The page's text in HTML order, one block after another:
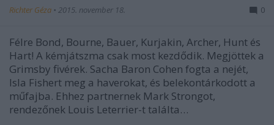
Richter Géza • 2015. november 18. 0
Félre Bond, Bourne, Bauer, Kurjakin, Archer, Hunt és
Hart! A kémjátszma csak most kezdődik. Megjöttek a
Grimsby fivérek. Sacha Baron Cohen fogta a nejét,
Isla Fishert meg a haverokat, és belekontárkodott a
műfajba. Ehhez partnernek Mark Strongot,
rendezőnek Louis Leterrier-t találta…